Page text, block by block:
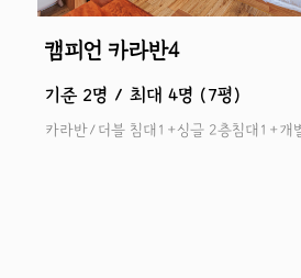
캠피언 카라반5
기준 2명 / 최대 4명 (7평)
카라반/더블 침대1+싱글 2층침